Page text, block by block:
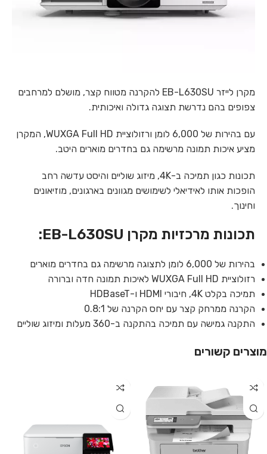
מקרן לייזר EB-L630SU להקרנה מטווח קצר, מושלם למרחבים
צפופים בהם נדרשת תצוגה גדולה ואיכותית.
עם בהירות של 6,000 לומן ורזולוציית WUXGA Full HD, המקרן
מציע איכות תמונה מרשימה גם בחדרים מוארים היטב.
תכונות כגון תמיכה ב-4K, מיזוג שוליים והיסט עדשה רחב
הופכות אותו לאידיאלי לשימושים מגוונים בארגונים, מוזיאונים
וחינוך.
תכונות מרכזיות מקרן EB-L630SU :
בהירות של 6,000 לומן לתצוגה מרשימה גם בחדרים מוארים
רזולוציית WUXGA Full HD לאיכות תמונה חדה וברורה
תמיכה בקלט 4K, חיבורי HDMI ו-HDBaseT
הקרנה ממרחק קצר עם יחס הקרנה של 0.8:1
התקנה גמישה עם תמיכה בהתקנה ב-360 מעלות ומיזוג שוליים
מוצרים קשורים